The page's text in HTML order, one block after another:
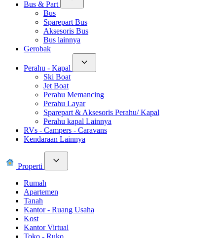
Bus & Part
Bus
Sparepart Bus
Aksesoris Bus
Bus lainnya
Gerobak
Perahu - Kapal
Ski Boat
Jet Boat
Perahu Memancing
Perahu Layar
Sparepart & Aksesoris Perahu/ Kapal
Perahu kapal Lainnya
RVs - Campers - Caravans
Kendaraan Lainnya
Properti
Rumah
Apartemen
Tanah
Kantor - Ruang Usaha
Kost
Kantor Virtual
Toko - Ruko